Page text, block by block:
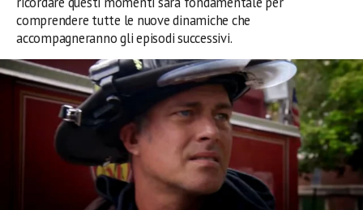
comprendere tutte le nuove dinamiche che
accompagneranno gli episodi successivi.